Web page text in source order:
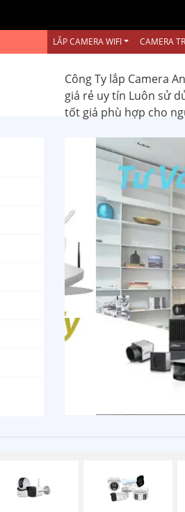
LẮP CAMERA WIFI CAMERA
Công Ty lắp Camera
giá rẻ uy tín Luôn sử
tốt giá phù hợp cho